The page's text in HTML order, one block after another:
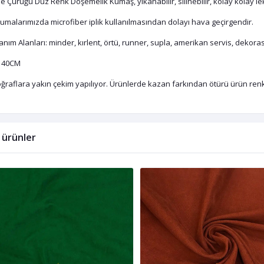
microfiber iplik kullanılmasından dolayı hava geçirgendir.
Alanları: minder, kırlent, örtü, runner, supla, amerikan servis,
yakın çekim yapılıyor. Ürünlerde kazan farkından ötürü ürün